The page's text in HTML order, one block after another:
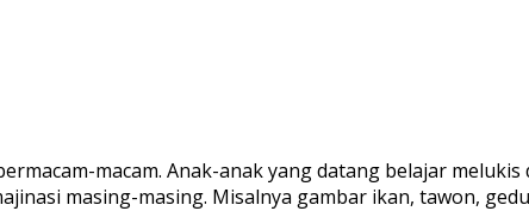
macam. Anak-anak yang datang belajar
masing-masing. Misalnya gambar ikan, tawon,